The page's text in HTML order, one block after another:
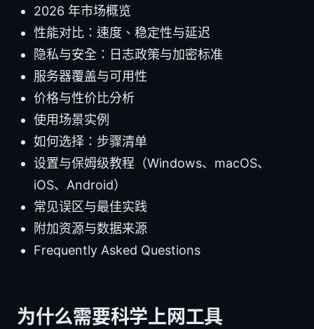
2026 年市场概览
性能对比：速度、稳定性与延迟
隐私与安全：日志政策与加密标准
服务器覆盖与可用性
价格与性价比分析
使用场景实例
如何选择：步骤清单
设置与保姆级教程（Windows、macOS、
iOS、Android）
常见误区与最佳实践
附加资源与数据来源
Frequently Asked Questions
为什么需要科学上网工具